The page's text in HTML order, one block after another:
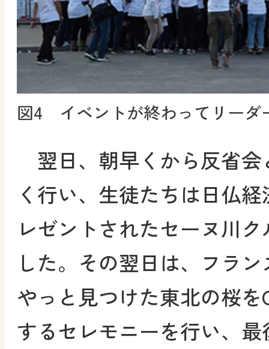
図4 イベントが終わってリーダ
翌日、朝早くから反省会
く行い、生徒たちは日仏
レゼントされたセーヌ川
した。その翌日は、フラ
やっと見つけた東北の桜を
するセレモニーを行い、